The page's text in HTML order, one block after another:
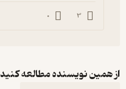
3
0
از همین نویسنده مطالعه کنید